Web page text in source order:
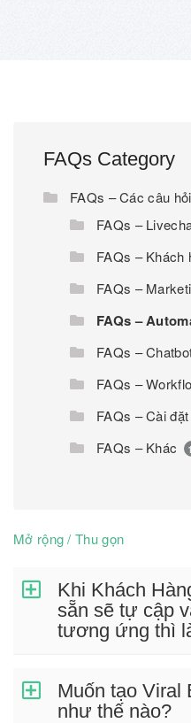
FAQs Category
FAQs – Các câu
FAQs –
FAQs – Khách
FAQs –
FAQs –
FAQs –
FAQs –
FAQs – Cài
FAQs – Khác
Mở rộng / Thu gọn
Khi Khách
sẵn sẽ tự cập
tương ứng thì
Muốn tạo Viral
như thế nào?